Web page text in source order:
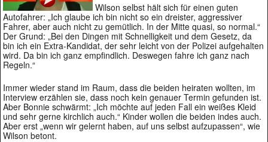
Wilson selbst hält sich für einen guten
Autofahrer: „Ich glaube ich bin nicht so ein dreister, aggressiver
Fahrer, aber auch nicht zu gemütlich. In der Mitte quasi, so normal.“
Der Grund: „Bei den Dingen mit Schnelligkeit und dem Gesetz, da
bin ich ein Extra-Kandidat, der sehr leicht von der Polizei aufgehalten
wird. Da bin ich ganz empfindlich. Deswegen fahre ich ganz nach
Regeln.“
Immer wieder stand im Raum, dass die beiden heiraten wollten, im
Interview erzählen sie, dass noch kein genauer Termin gefunden ist.
Aber Bonnie schwärmt: „Ich möchte auf jeden Fall ein weißes Kleid
und sehr gerne kirchlich auch.“ Kinder wollen die beiden indes auch.
Aber erst „wenn wir gelernt haben, auf uns selbst aufzupassen“, wie
Wilson betont.